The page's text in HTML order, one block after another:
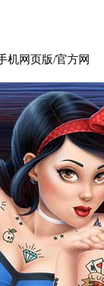
网页版/官方网